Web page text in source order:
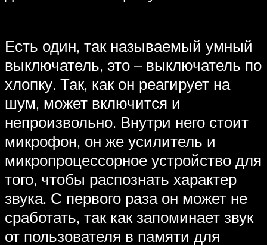
Есть один, так называемый умный
выключатель, это – выключатель по
хлопку. Так, как он реагирует на
шум, может включится и
непроизвольно. Внутри него стоит
микрофон, он же усилитель и
микропроцессорное устройство для
того, чтобы распознать характер
звука. С первого раза он может не
сработать, так как запоминает звук
от пользователя в памяти для